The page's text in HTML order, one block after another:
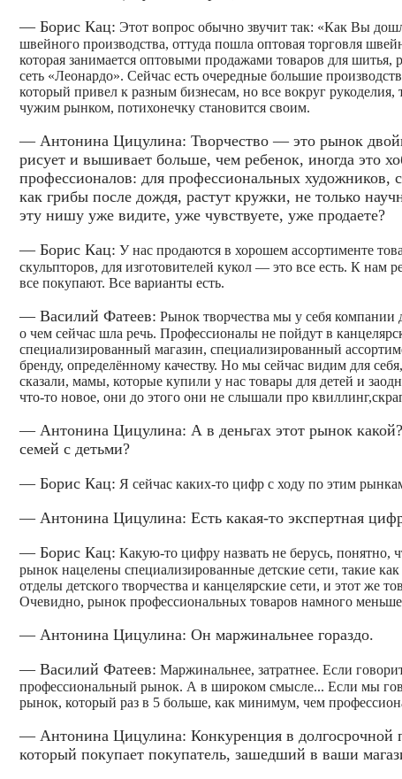
— Борис Кац: Этот вопрос обычно звучит так: «Как Вы
швейного производства, оттуда пошла оптовая торговля
которая занимается оптовыми продажами товаров для шитья,
сеть «Леонардо». Сейчас есть очередные большие
который привел к разным бизнесам, но все вокруг
чужим рынком, потихонечку становится своим.
— Антонина Цицулина: Творчество — это рынок
рисует и вышивает больше, чем ребенок, иногда это
профессионалов: для профессиональных художников,
как грибы после дождя, растут кружки, не только
эту нишу уже видите, уже чувствуете, уже продаете?
— Борис Кац: У нас продаются в хорошем ассортименте
скульпторов, для изготовителей кукол — это все есть. К нам
все покупают. Все варианты есть.
— Василий Фатеев: Рынок творчества мы у себя компании
о чем сейчас шла речь. Профессионалы не пойдут в
специализированный магазин, специализированный
бренду, определённому качеству. Но мы сейчас видим для
сказали, мамы, которые купили у нас товары для детей и
что-то новое, они до этого они не слышали про
— Антонина Цицулина: А в деньгах этот рынок
семей с детьми?
— Борис Кац: Я сейчас каких-то цифр с ходу по этим
— Антонина Цицулина: Есть какая-то экспертная
— Борис Кац: Какую-то цифру назвать не берусь, понятно,
рынок нацелены специализированные детские сети, такие
отделы детского творчества и канцелярские сети, и этот же
Очевидно, рынок профессиональных товаров намного
— Антонина Цицулина: Он маржинальнее гораздо.
— Василий Фатеев: Маржинальнее, затратнее. Если
профессиональный рынок. А в широком смысле... Если мы
рынок, который раз в 5 больше, как минимум, чем
— Антонина Цицулина: Конкуренция в долгосрочной
который покупает покупатель, зашедший в ваши